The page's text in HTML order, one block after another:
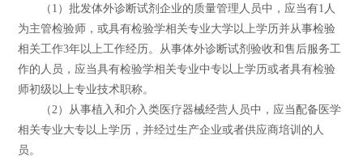
（1）批发体外诊断试剂企业的质量管理人员中，应当有1人
为主管检验师，或具有检验学相关专业大学以上学历并从事检验
相关工作3年以上工作经历。从事体外诊断试剂验收和售后服务工
作的人员，应当具有检验学相关专业中专以上学历或者具有检验
师初级以上专业技术职称。
（2）从事植入和介入类医疗器械经营人员中，应当配备医学
相关专业大专以上学历，并经过生产企业或者供应商培训的人
员。